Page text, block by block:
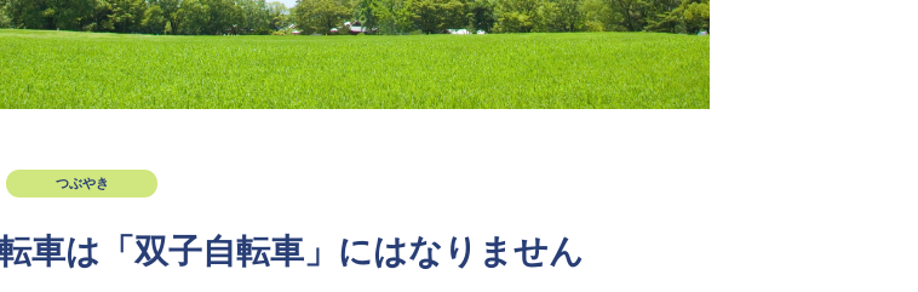
つぶやき
車は「双子自転車」にはなりません